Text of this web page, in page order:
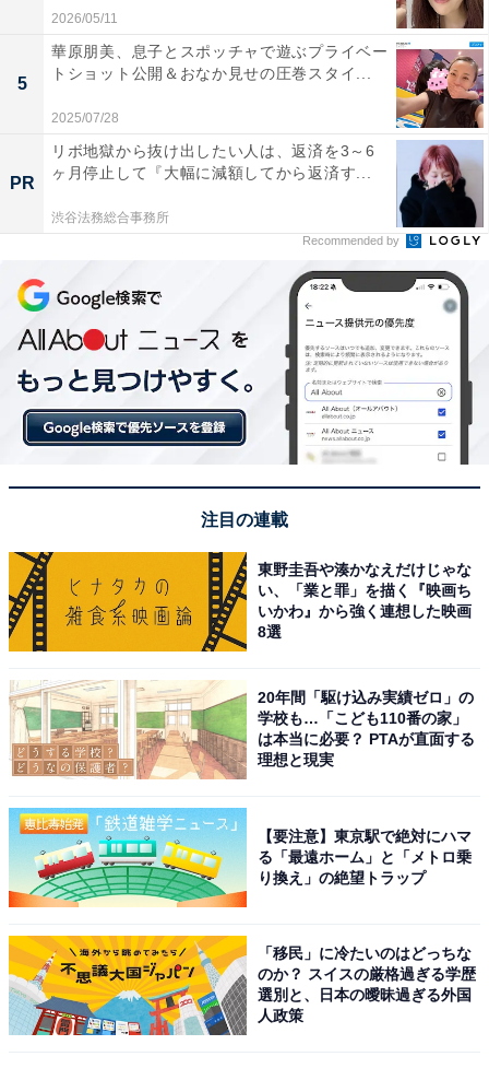
2026/05/11
5
華原朋美、息子とスポッチャで遊ぶプライベー
トショット公開＆おなか見せの圧巻スタイ...
2025/07/28
PR
リボ地獄から抜け出したい人は、返済を3～6
ヶ月停止して『大幅に減額してから返済す...
渋谷法務総合事務所
Recommended by
注目の連載
東野圭吾や湊かなえだけじゃな
い、「業と罪」を描く『映画ち
いかわ』から強く連想した映画
8選
20年間「駆け込み実績ゼロ」の
学校も…「こども110番の家」
は本当に必要？ PTAが直面する
理想と現実
【要注意】東京駅で絶対にハマ
る「最遠ホーム」と「メトロ乗
り換え」の絶望トラップ
「移民」に冷たいのはどっちな
のか？ スイスの厳格過ぎる学歴
選別と、日本の曖昧過ぎる外国
人政策